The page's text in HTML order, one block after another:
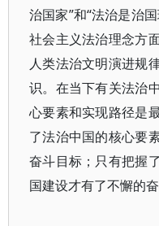
治国家”和“法治是治
社会主义法治理念方
人类法治文明演进规
识。在当下有关法治
心要素和实现路径是
了法治中国的核心要
奋斗目标；只有把握
国建设才有了不懈的奋